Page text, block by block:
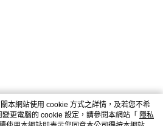
本網站使用 cookie 方式之詳情，及若您不希
更電腦的 cookie 設定，請參閱本網站「 隱私